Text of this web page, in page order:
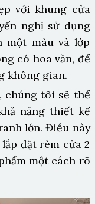
với khung cửa
nghị sử dụng
một màu và lớp
có hoa văn, để
không gian.
chúng tôi sẽ thể
năng thiết kế
lớn. Điều này
đặt rèm cửa 2
một cách rõ